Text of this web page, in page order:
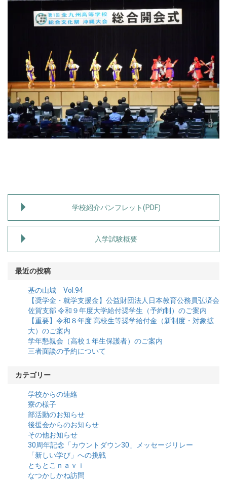
学校紹介パンフレット(PDF)
入学試験概要
最近の投稿
基の山城 Vol.94
【奨学金・就学支援金】公益財団法人日本教育公務員弘済会
佐賀支部 令和９年度大学給付奨学生（予約制）のご案内
【重要】令和８年度 高校生等奨学給付金（新制度・対象拡
大）のご案内
学年懇親会（高校１年生保護者）のご案内
三者面談の予約について
カテゴリー
学校からの連絡
寮の様子
部活動のお知らせ
後援会からのお知らせ
その他お知らせ
30周年記念「カウントダウン30」メッセージリレー
「新しい学び」への挑戦
とちとこｎａｖｉ
なつかしかね訪問